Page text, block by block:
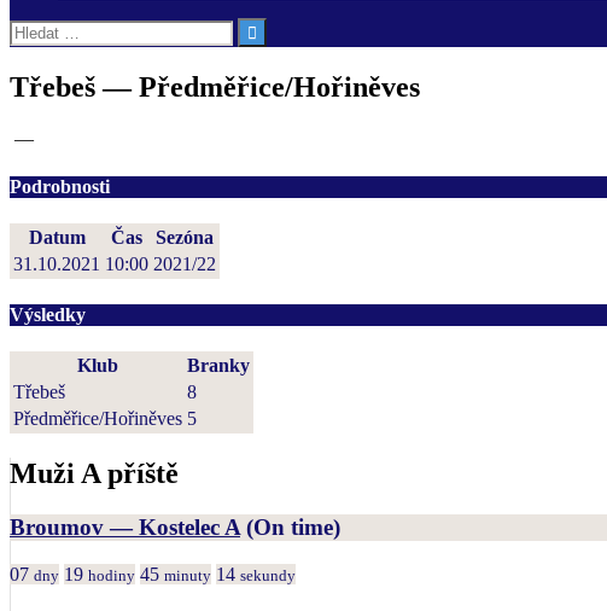
Vyhledávání
Třebeš — Předměřice/Hořiněves
—
Podrobnosti
Datum Čas
Sezóna
31.10.2021 10:00 2021/22
Výsledky
Klub
Branky
Třebeš
8
Předměřice/Hořiněves 5
Muži A příště
Broumov — Kostelec A (On time)
07 dny 19 hodiny 45 minuty 14 sekundy